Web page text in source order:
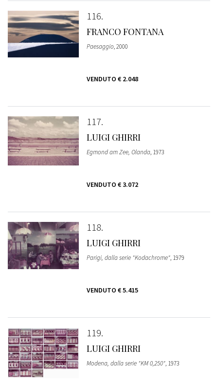
116
FRANCO FONTANA
Paesaggio, 2000
VENDUTO € 2.048
117
LUIGI GHIRRI
Egmond am Zee, Olanda, 1973
VENDUTO € 3.072
118
LUIGI GHIRRI
Parigi, dalla serie "Kodachrome", 1979
VENDUTO € 5.415
119
LUIGI GHIRRI
Modena, dalla serie "KM 0,250", 1973